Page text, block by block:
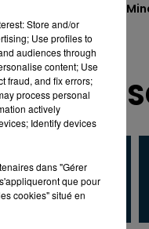
One Track
Store and/or
Use profiles to
audiences through
content; Use
fraud, and fix errors;
process personal
actively
Identify devices
dans "Gérer
que pour
cookies" situé en